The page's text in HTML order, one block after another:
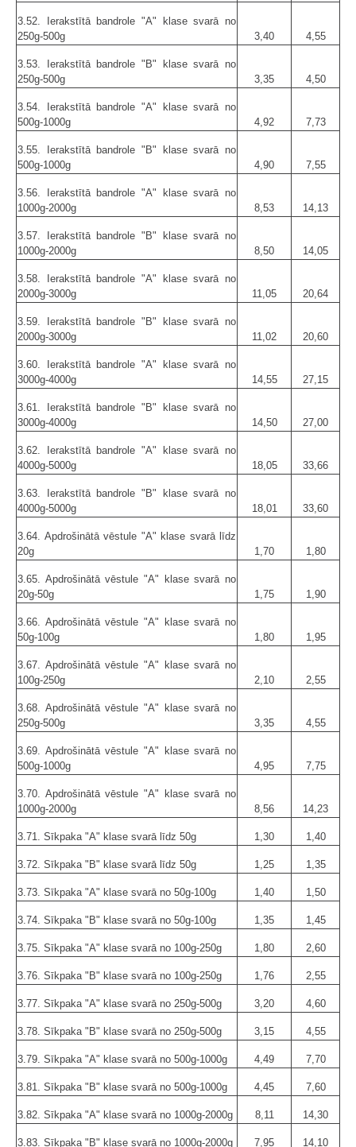
3.52. Ierakstītā bandrole "A" klase svarā no
250g-500g
3,40 4,55
3.53. Ierakstītā bandrole "B" klase svarā no
250g-500g
3,35 4,50
3.54. Ierakstītā bandrole "A" klase svarā no
500g-1000g
4,92 7,73
3.55. Ierakstītā bandrole "B" klase svarā no
500g-1000g
4,90 7,55
3.56. Ierakstītā bandrole "A" klase svarā no
1000g-2000g
8,53 14,13
3.57. Ierakstītā bandrole "B" klase svarā no
1000g-2000g
8,50 14,05
3.58. Ierakstītā bandrole "A" klase svarā no
2000g-3000g
11,05 20,64
3.59. Ierakstītā bandrole "B" klase svarā no
2000g-3000g
11,02 20,60
3.60. Ierakstītā bandrole "A" klase svarā no
3000g-4000g
14,55 27,15
3.61. Ierakstītā bandrole "B" klase svarā no
3000g-4000g
14,50 27,00
3.62. Ierakstītā bandrole "A" klase svarā no
4000g-5000g
18,05 33,66
3.63. Ierakstītā bandrole "B" klase svarā no
4000g-5000g
18,01 33,60
3.64. Apdrošinātā vēstule "A" klase svarā līdz
20g
1,70 1,80
3.65. Apdrošinātā vēstule "A" klase svarā no
20g-50g
1,75 1,90
3.66. Apdrošinātā vēstule "A" klase svarā no
50g-100g
1,80 1,95
3.67. Apdrošinātā vēstule "A" klase svarā no
100g-250g
2,10 2,55
3.68. Apdrošinātā vēstule "A" klase svarā no
250g-500g
3,35 4,55
3.69. Apdrošinātā vēstule "A" klase svarā no
500g-1000g
4,95 7,75
3.70. Apdrošinātā vēstule "A" klase svarā no
1000g-2000g
8,56 14,23
3.71. Sīkpaka "A" klase svarā līdz 50g 1,30 1,40
3.72. Sīkpaka "B" klase svarā līdz 50g 1,25 1,35
3.73. Sīkpaka "A" klase svarā no 50g-100g 1,40 1,50
3.74. Sīkpaka "B" klase svarā no 50g-100g 1,35 1,45
3.75. Sīkpaka "A" klase svarā no 100g-250g 1,80 2,60
3.76. Sīkpaka "B" klase svarā no 100g-250g 1,76 2,55
3.77. Sīkpaka "A" klase svarā no 250g-500g 3,20 4,60
3.78. Sīkpaka "B" klase svarā no 250g-500g 3,15 4,55
3.79. Sīkpaka "A" klase svarā no 500g-1000g 4,49 7,70
3.81. Sīkpaka "B" klase svarā no 500g-1000g 4,45 7,60
3.82. Sīkpaka "A" klase svarā no 1000g-2000g 8,11 14,30
3.83. Sīkpaka "B" klase svarā no 1000g-2000g 7,95 14,10